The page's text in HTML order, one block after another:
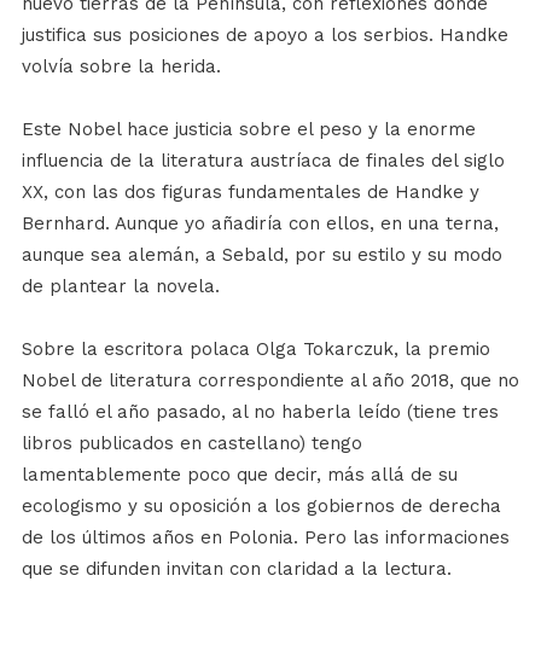
justifica sus posiciones de apoyo a los serbios. Handke
volvía sobre la herida.
Este Nobel hace justicia sobre el peso y la enorme
influencia de la literatura austríaca de finales del siglo
XX, con las dos figuras fundamentales de Handke y
Bernhard. Aunque yo añadiría con ellos, en una terna,
aunque sea alemán, a Sebald, por su estilo y su modo
de plantear la novela.
Sobre la escritora polaca Olga Tokarczuk, la premio
Nobel de literatura correspondiente al año 2018, que no
se falló el año pasado, al no haberla leído (tiene tres
libros publicados en castellano) tengo
lamentablemente poco que decir, más allá de su
ecologismo y su oposición a los gobiernos de derecha
de los últimos años en Polonia. Pero las informaciones
que se difunden invitan con claridad a la lectura.